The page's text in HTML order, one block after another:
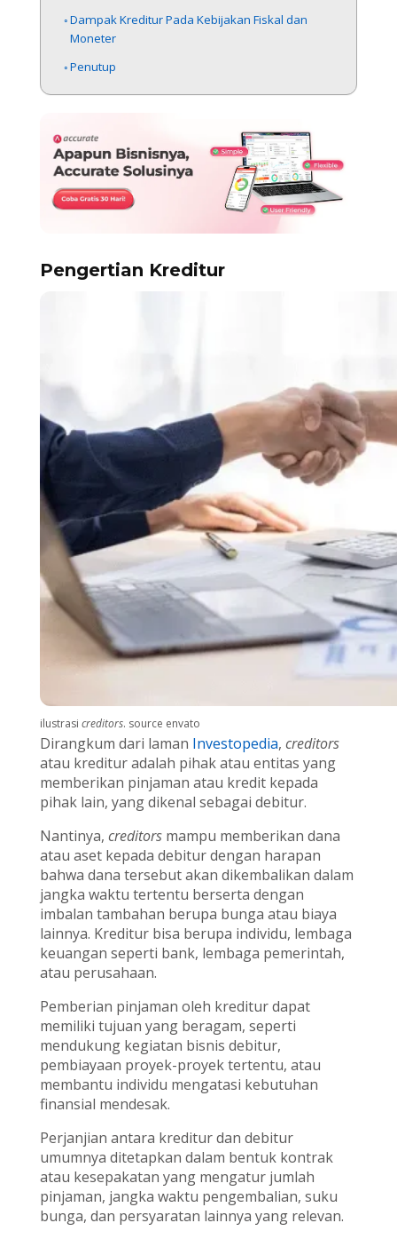
Dampak Kreditur Pada Kebijakan Fiskal dan
Moneter
Penutup
Pengertian Kreditur
ilustrasi creditors. source envato
Dirangkum dari laman Investopedia, creditors
atau kreditur adalah pihak atau entitas yang
memberikan pinjaman atau kredit kepada
pihak lain, yang dikenal sebagai debitur.
Nantinya, creditors mampu memberikan dana
atau aset kepada debitur dengan harapan
bahwa dana tersebut akan dikembalikan dalam
jangka waktu tertentu berserta dengan
imbalan tambahan berupa bunga atau biaya
lainnya. Kreditur bisa berupa individu, lembaga
keuangan seperti bank, lembaga pemerintah,
atau perusahaan.
Pemberian pinjaman oleh kreditur dapat
memiliki tujuan yang beragam, seperti
mendukung kegiatan bisnis debitur,
pembiayaan proyek-proyek tertentu, atau
membantu individu mengatasi kebutuhan
finansial mendesak.
Perjanjian antara kreditur dan debitur
umumnya ditetapkan dalam bentuk kontrak
atau kesepakatan yang mengatur jumlah
pinjaman, jangka waktu pengembalian, suku
bunga, dan persyaratan lainnya yang relevan.